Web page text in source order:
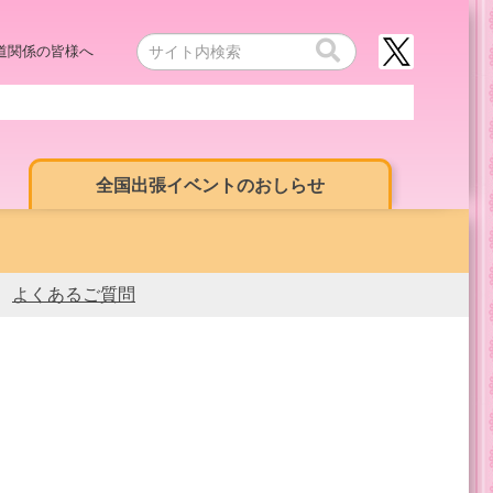
全国出張イベントのおしらせ
関係の皆様へ
よくあるご質問